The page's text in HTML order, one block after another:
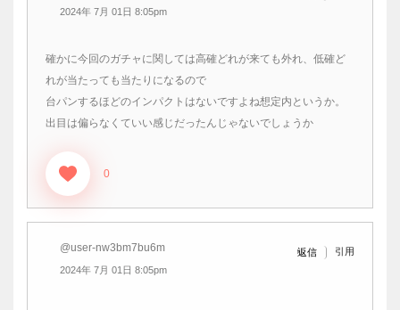
2024年 7月 01日 8:05pm
確かに今回のガチャに関しては高確どれが来ても外れ、低確ど
れが当たっても当たりになるので
台パンするほどのインパクトはないですよね想定内というか。
出目は偏らなくていい感じだったんじゃないでしょうか
0
@user-nw3bm7bu6m
2024年 7月 01日 8:05pm
返信 引用